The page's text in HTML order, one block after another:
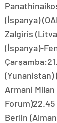
(İspanya)
Zalgiris
(İspanya)-
(Yunanistan)
Armani Milan
Berlin